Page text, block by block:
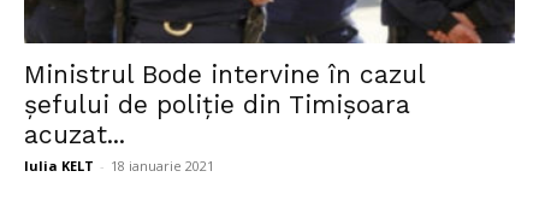
Ministrul Bode intervine în cazul
șefului de poliție din Timișoara
acuzat...
Iulia KELT - 18 ianuarie 2021